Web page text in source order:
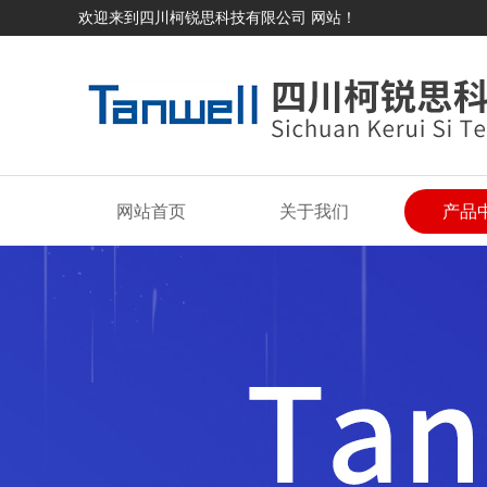
欢迎来到四川柯锐思科技有限公司 网站！
网站首页 关于我们 产品